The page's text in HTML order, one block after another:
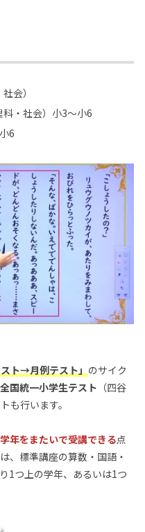
会）
・社会）小3～小6
6
ト→月例テスト」 のサイク
全国統一小学生テスト （四谷
も行います。
学年をまたいで受講できる点
、標準講座の算数・国語・
1つ上の学年、あるいは1つ